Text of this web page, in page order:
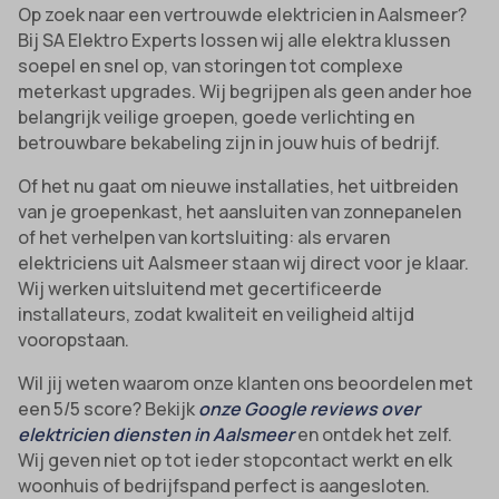
Op zoek naar een vertrouwde elektricien in Aalsmeer?
Bij SA Elektro Experts lossen wij alle elektra klussen
soepel en snel op, van storingen tot complexe
meterkast upgrades. Wij begrijpen als geen ander hoe
belangrijk veilige groepen, goede verlichting en
betrouwbare bekabeling zijn in jouw huis of bedrijf.
Of het nu gaat om nieuwe installaties, het uitbreiden
van je groepenkast, het aansluiten van zonnepanelen
of het verhelpen van kortsluiting: als ervaren
elektriciens uit Aalsmeer staan wij direct voor je klaar.
Wij werken uitsluitend met gecertificeerde
installateurs, zodat kwaliteit en veiligheid altijd
vooropstaan.
Wil jij weten waarom onze klanten ons beoordelen met
een 5/5 score? Bekijkonze Google reviews over
elektricien diensten in Aalsmeeren ontdek het zelf.
Wij geven niet op tot ieder stopcontact werkt en elk
woonhuis of bedrijfspand perfect is aangesloten.